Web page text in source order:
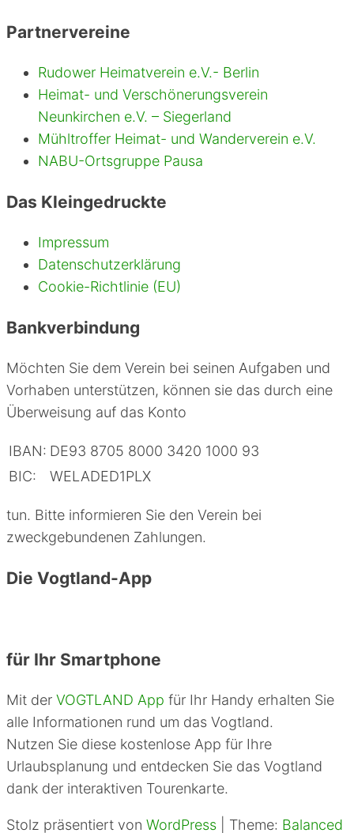
Partnervereine
Rudower Heimatverein e.V.- Berlin
Heimat- und Verschönerungsverein
Neunkirchen e.V. – Siegerland
Mühltroffer Heimat- und Wanderverein e.V.
NABU-Ortsgruppe Pausa
Das Kleingedruckte
Impressum
Datenschutzerklärung
Cookie-Richtlinie (EU)
Bankverbindung
Möchten Sie dem Verein bei seinen Aufgaben und
Vorhaben unterstützen, können sie das durch eine
Überweisung auf das Konto
IBAN: DE93 8705 8000 3420 1000 93
BIC:
WELADED1PLX
tun. Bitte informieren Sie den Verein bei
zweckgebundenen Zahlungen.
Die Vogtland-App
für Ihr Smartphone
Mit der VOGTLAND App für Ihr Handy erhalten Sie
alle Informationen rund um das Vogtland.
Nutzen Sie diese kostenlose App für Ihre
Urlaubsplanung und entdecken Sie das Vogtland
dank der interaktiven Tourenkarte.
Stolz präsentiert von WordPress Theme: Balanced